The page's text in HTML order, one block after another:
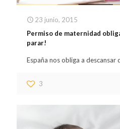
23 junio, 2015
Permiso de maternidad
parar!
España nos obliga a descansar
3